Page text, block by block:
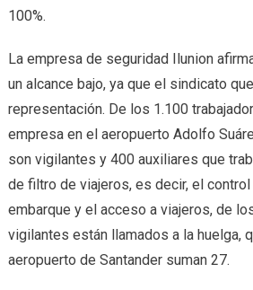
100%.
La empresa de seguridad Ilunion
un alcance bajo, ya que el sindicato
representación. De los 1.100
empresa en el aeropuerto Adolfo
son vigilantes y 400 auxiliares que
de filtro de viajeros, es decir, el
embarque y el acceso a viajeros, de
vigilantes están llamados a la huelga,
aeropuerto de Santander suman 27.